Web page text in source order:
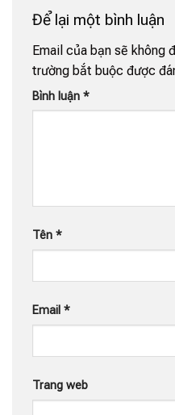
Để lại một bình luận
Email của bạn sẽ không
trường bắt buộc được
Bình luận *
Tên *
Email *
Trang web